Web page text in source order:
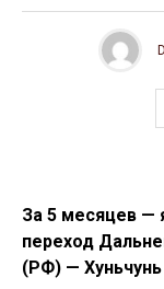
За 5 месяцев —
переход
(РФ) —